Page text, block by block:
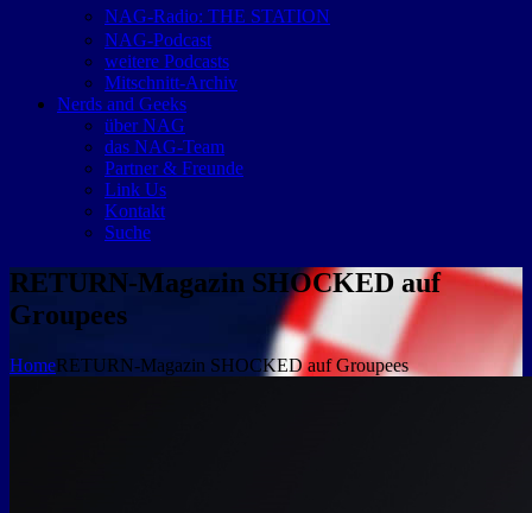
NAG-Radio: THE STATION
NAG-Podcast
weitere Podcasts
Mitschnitt-Archiv
Nerds and Geeks
über NAG
das NAG-Team
Partner & Freunde
Link Us
Kontakt
Suche
RETURN-Magazin SHOCKED auf
Groupees
HomeRETURN-Magazin SHOCKED auf Groupees